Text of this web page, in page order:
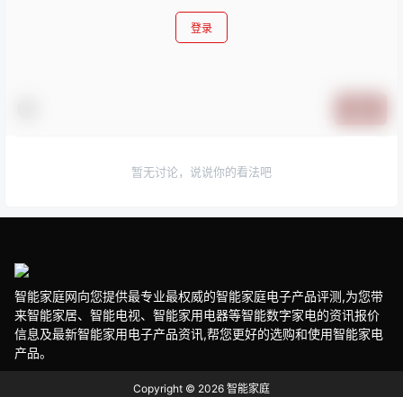
登录
暂无讨论，说说你的看法吧
智能家庭网向您提供最专业最权威的智能家庭电子产品评测,为您带
来智能家居、智能电视、智能家用电器等智能数字家电的资讯报价
信息及最新智能家用电子产品资讯,帮您更好的选购和使用智能家电
产品。
Copyright © 2026 智能家庭